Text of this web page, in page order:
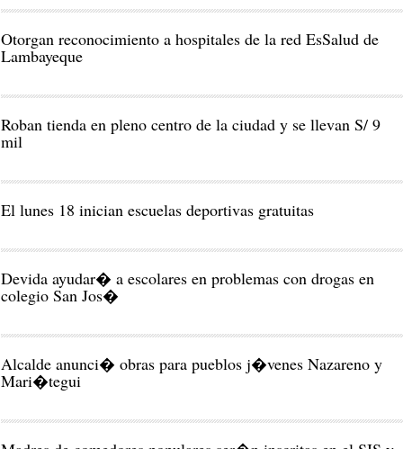
Otorgan reconocimiento a hospitales de la red EsSalud de
Lambayeque
Roban tienda en pleno centro de la ciudad y se llevan S/ 9
mil
El lunes 18 inician escuelas deportivas gratuitas
Devida ayudar� a escolares en problemas con drogas en
colegio San Jos�
Alcalde anunci� obras para pueblos j�venes Nazareno y
Mari�tegui